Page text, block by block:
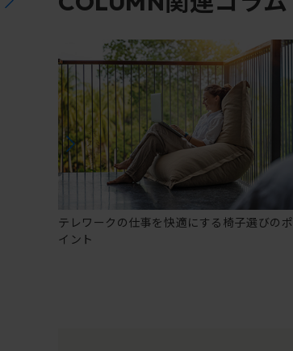
テレワークの仕事を快適にする椅子選びのポ
イント